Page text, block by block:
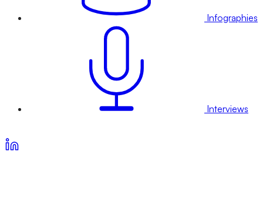
Infographies
Interviews